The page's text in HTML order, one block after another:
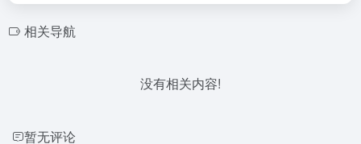
相关导航
没有相关内容!
暂无评论